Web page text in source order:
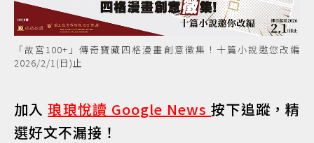
「故宮100+」傳奇寶藏四格漫畫創意徵集！十篇小說邀您改編
2026/2/1(日)止
加入琅琅悅讀 Google News按下追蹤，精
選好文不漏接！